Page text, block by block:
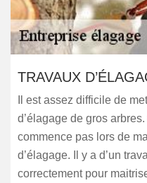
TRAVAUX
Il est assez difficile de
d’élagage de gros
commence pas lors de
d’élagage. Il y a d’un
correctement pour